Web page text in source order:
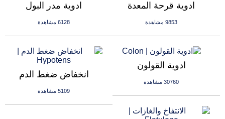
ادوية مدر البول
6128 مشاهدة
ادوية قرحة المعدة
9853 مشاهدة
انخفاض ضغط الدم
5109 مشاهدة
ادوية القولون
30760 مشاهدة